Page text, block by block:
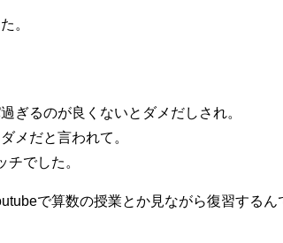
。
ぎるのが良くないとダメだしされ。
メだと言われて。
でした。
で算数の授業とか見ながら復習するん